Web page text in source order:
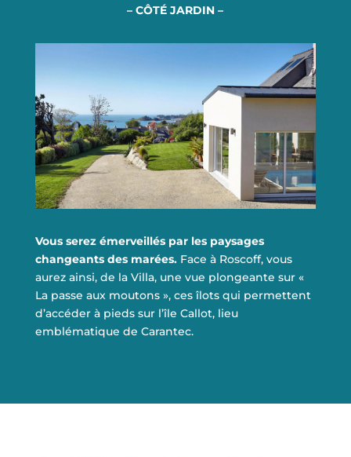
– CÔTÉ JARDIN –
EN SAVOIR PLUS
Vous serez émerveillés par les paysages
changeants des marées.Face à Roscoff, vous
aurez ainsi, de la Villa, une vue plongeante sur «
La passe aux moutons », ces îlots qui permettent
d’accéder à pieds sur l’île Callot, lieu
emblématique de Carantec.